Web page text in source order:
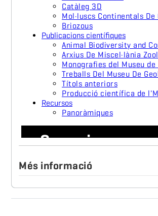
Més informació